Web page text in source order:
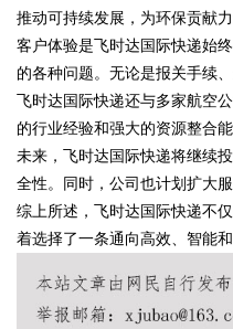
!
推动可持续发展，为环保贡献力
客户体验是飞时达国际快递始
的各种问题。无论是报关手续
飞时达国际快递还与多家航空
的行业经验和强大的资源整合
未来，飞时达国际快递将继续
全性。同时，公司也计划扩大
综上所述，飞时达国际快递不
着选择了一条通向高效、智能